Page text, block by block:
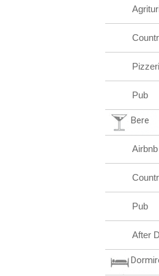
Pub
Bere
Airbnb
Pub
After